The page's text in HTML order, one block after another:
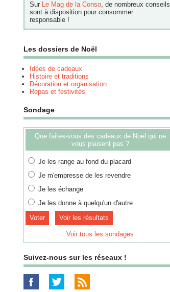
Sur Le Mag de la Conso, de nombreux conseils
sont à disposition pour consommer
responsable !
Les dossiers de Noël
Idées de cadeaux
Histoire et traditions
Décoration et organisation
Repas et festivités
Sondage
Que faites-vous des cadeaux de Noël qui ne
vous plaisent pas ?
Je les range au fond du placard
Je m'empresse de les revendre
Je les échange
Je les donne à quelqu'un d'autre
Voir les résultats
Voir tous les sondages
Suivez-nous sur les réseaux !